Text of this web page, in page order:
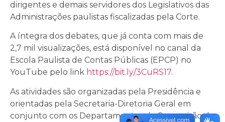
dirigentes e demais servidores dos Legislativos das
Administrações paulistas fiscalizadas pela Corte.
A íntegra dos debates, que já conta com mais de
2,7 mil visualizações, está disponível no canal da
Escola Paulista de Contas Públicas (EPCP) no
YouTube pelo link https://bit.ly/3CuRS17.
As atividades são organizadas pela Presidência e
orientadas pela Secretaria-Diretoria Geral em
conjunto com os Departamentos de Supervisão da